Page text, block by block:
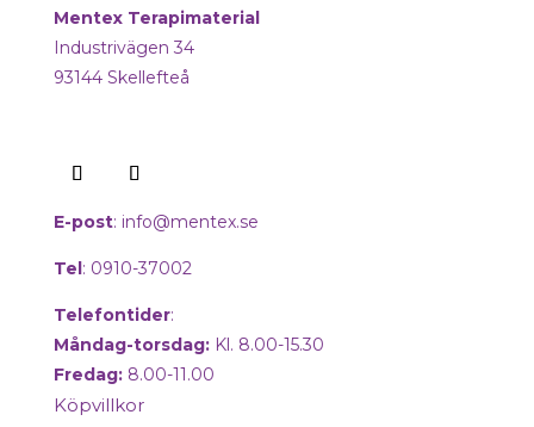
Mentex Terapimaterial
Industrivägen 34
93144 Skellefteå
E-post: info@mentex.se
Tel: 0910-37002
Telefontider:
Måndag-torsdag:Kl. 8.00-15.30
Fredag:8.00-11.00
Köpvillkor